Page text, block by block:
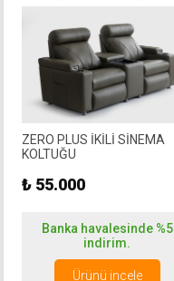
ZERO PLUS İKİLİ SİNEMA
KOLTUĞU
₺ 55.000
Banka havalesinde %5
indirim.
Ürünü incele